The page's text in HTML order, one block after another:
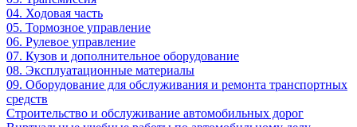
04. Ходовая часть
05. Тормозное управление
06. Рулевое управление
07. Кузов и дополнительное оборудование
08. Эксплуатационные материалы
09. Оборудование для обслуживания и ремонта транспортных
средств
Строительство и обслуживание автомобильных дорог